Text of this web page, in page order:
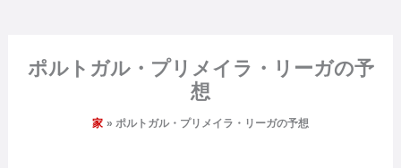
ポルトガル・プリメイラ・リーガの予
想
家 ポルトガル・プリメイラ・リーガの予想